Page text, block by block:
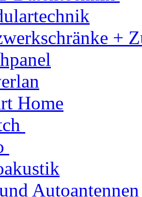
+
Home
Autoantennen